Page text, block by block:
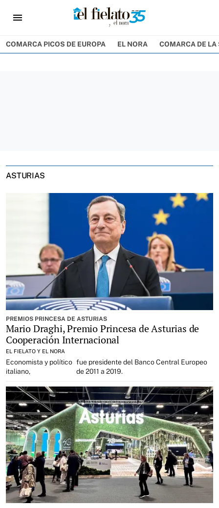
menu
COMARCA PICOS DE EUROPA EL NORA COMARCA DE LA
ASTURIAS
PREMIOS PRINCESA DE ASTURIAS
Mario Draghi, Premio Princesa de Asturias de
Cooperación Internacional
EL FIELATO Y EL NORA
Economista y político
italiano,
fue presidente del Banco Central Europeo
de 2011 a 2019.